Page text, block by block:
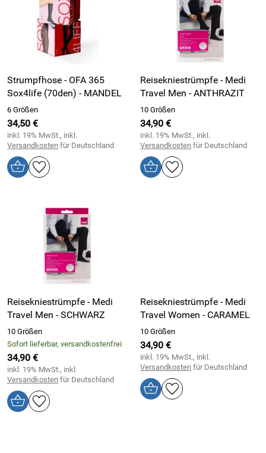
Strumpfhose - OFA 365
Sox4life (70den) - MANDEL
6 Größen
34,50 €
inkl. 19% MwSt., inkl.
Versandkosten für Deutschland
Reisekniestrümpfe - Medi
Travel Men - ANTHRAZIT
10 Größen
34,90 €
inkl. 19% MwSt., inkl.
Versandkosten für Deutschland
Reisekniestrümpfe - Medi
Travel Men - SCHWARZ
10 Größen
Sofort lieferbar, versandkostenfrei
34,90 €
inkl. 19% MwSt., inkl.
Versandkosten für Deutschland
Reisekniestrümpfe - Medi
Travel Women - CARAMEL
10 Größen
34,90 €
inkl. 19% MwSt., inkl.
Versandkosten für Deutschland